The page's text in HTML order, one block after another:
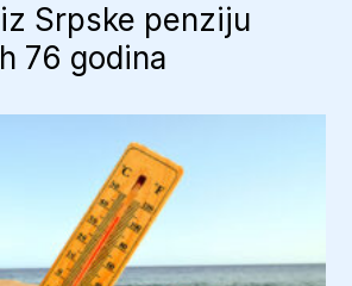
Srpske penziju
76 godina